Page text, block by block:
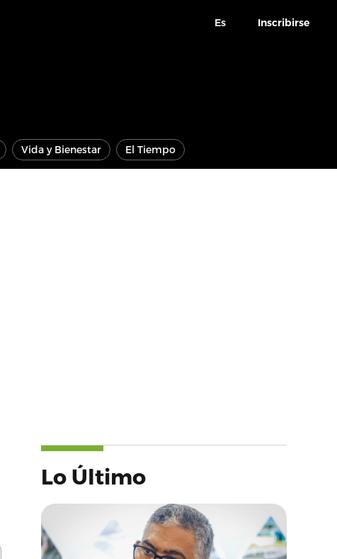
Es Inscribirse
Vida y Bienestar El Tiempo
Lo Último